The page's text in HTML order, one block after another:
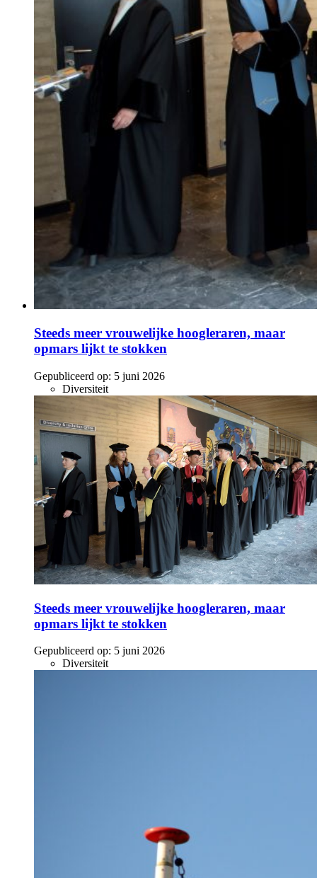
Steeds meer vrouwelijke hoogleraren, maar
opmars lijkt te stokken
Gepubliceerd op: 5 juni 2026
Diversiteit
Steeds meer vrouwelijke hoogleraren, maar
opmars lijkt te stokken
Gepubliceerd op: 5 juni 2026
Diversiteit